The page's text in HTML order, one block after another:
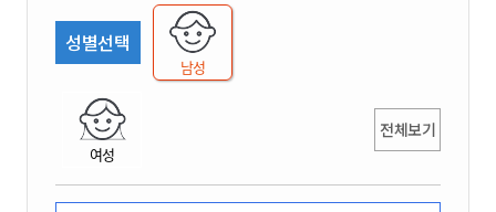
성별선택
남성
여성
전체보기